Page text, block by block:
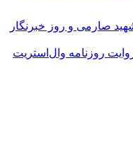
صارمی و روز خبرنگار
روزنامه وال‌استریت